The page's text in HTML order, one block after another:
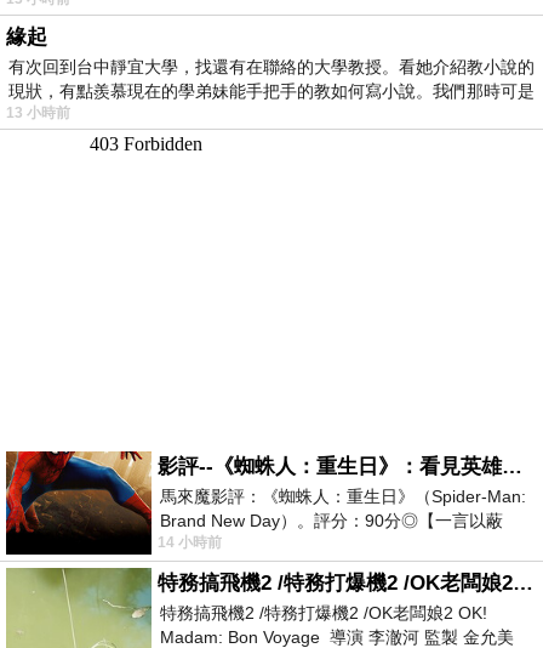
緣起
有次回到台中靜宜大學，找還有在聯絡的大學教授。看她介紹教小說的
現狀，有點羨慕現在的學弟妹能手把手的教如何寫小說。我們那時可是
13 小時前
影評--《蜘蛛人：重生日》：看見英雄的孤獨與重生
馬來魔影評：《蜘蛛人：重生日》（Spider-Man:
Brand New Day）。評分：90分◎【一言以蔽
之】：一個失去一切的英雄，學會放下孤獨、
14 小時前
特務搞飛機2 /特務打爆機2 /OK老闆娘2 OK! Madam: Bon Voyage
特務搞飛機2 /特務打爆機2 /OK老闆娘2 OK!
Madam: Bon Voyage 導演 李澈河 監製 金允美